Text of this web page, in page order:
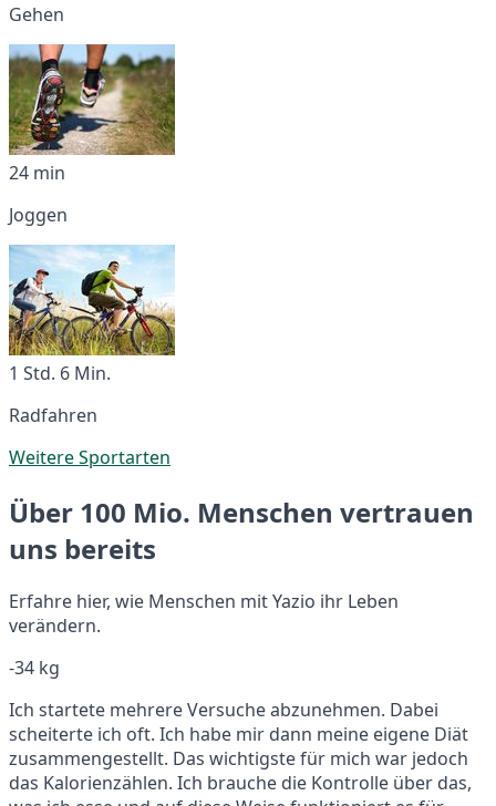
Gehen
24 min
Joggen
1 Std. 6 Min.
Radfahren
Weitere Sportarten
Über 100 Mio. Menschen vertrauen
uns bereits
Erfahre hier, wie Menschen mit Yazio ihr Leben
verändern.
-34 kg
Ich startete mehrere Versuche abzunehmen. Dabei
scheiterte ich oft. Ich habe mir dann meine eigene Diät
zusammengestellt. Das wichtigste für mich war jedoch
das Kalorienzählen. Ich brauche die Kontrolle über das,